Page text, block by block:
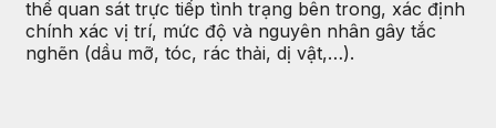
thể quan sát trực tiếp tình trạng bên trong, xác định
chính xác vị trí, mức độ và nguyên nhân gây tắc
nghẽn (dầu mỡ, tóc, rác thải, dị vật,…).